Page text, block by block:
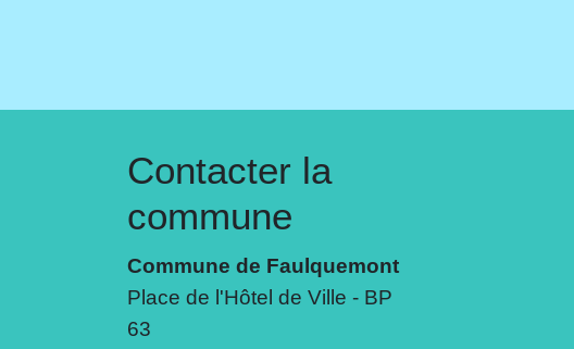
Contacter la
commune
Commune de Faulquemont
Place de l'Hôtel de Ville - BP
63